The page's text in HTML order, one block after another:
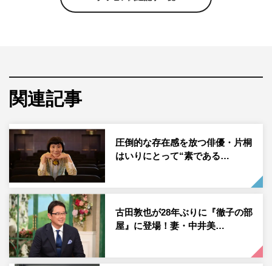
昨年4月にプロ野球史上最年少の20歳での完全試合を達
東日本大震災は、佐々木からそんな幸福な日々を奪う。海
岸近くにあった自宅が流され、父・功太さんと祖父母を亡
くしたのは9歳の時だった。今回の取材に、佐々木は自身
の体験と今の思いを初めて地元で語った。自宅や小学校が
あった場所、そして震災以来立ち寄ることのなかった海。
訪ね歩きながら、記憶が少しずつよみがえっていく。佐々
木はそれを忘れまいと胸に誓った。
3月、野球世界一を決める戦いWBC（ワールドベースボー
ルクラシック）が始まる。日本を代表する投手に成長を遂
関連記事
圧倒的な存在感を放つ俳優・片桐
はいりにとって“素である…
古田敦也が28年ぶりに『徹子の部
屋』に登場！妻・中井美…